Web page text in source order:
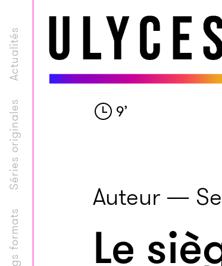
Longs formats
Séries originales
Actualités
9’
Auteur —
Le